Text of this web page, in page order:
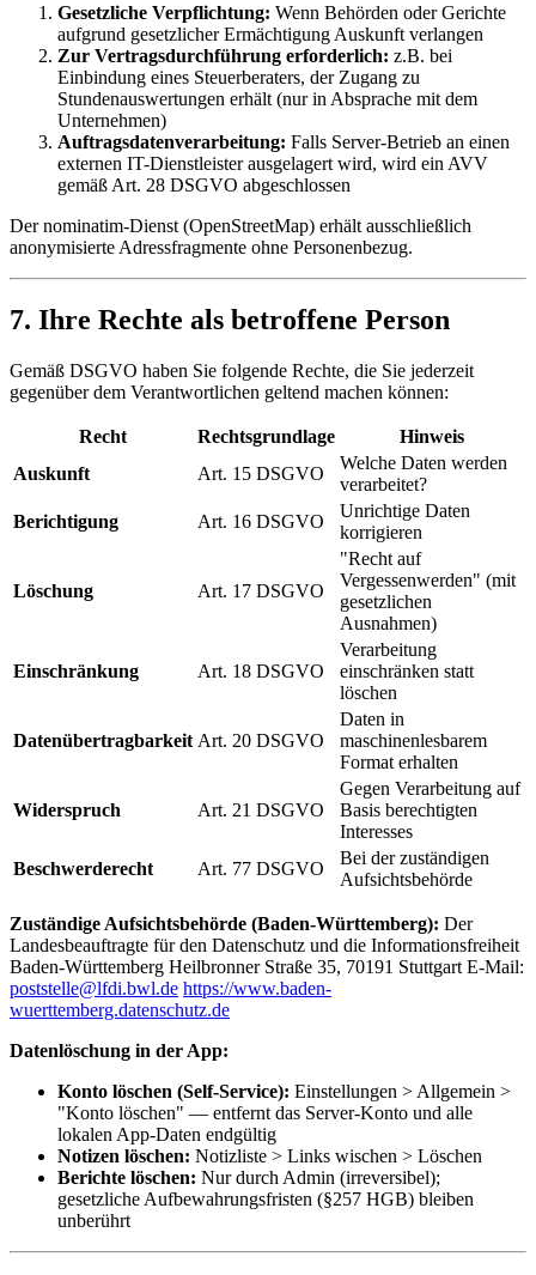
Gesetzliche Verpflichtung: Wenn Behörden oder Gerichte
aufgrund gesetzlicher Ermächtigung Auskunft verlangen
Zur Vertragsdurchführung erforderlich: z.B. bei
Einbindung eines Steuerberaters, der Zugang zu
Stundenauswertungen erhält (nur in Absprache mit dem
Unternehmen)
Auftragsdatenverarbeitung: Falls Server-Betrieb an einen
externen IT-Dienstleister ausgelagert wird, wird ein AVV
gemäß Art. 28 DSGVO abgeschlossen
Der nominatim-Dienst (OpenStreetMap) erhält ausschließlich
anonymisierte Adressfragmente ohne Personenbezug.
7. Ihre Rechte als betroffene Person
Gemäß DSGVO haben Sie folgende Rechte, die Sie jederzeit
gegenüber dem Verantwortlichen geltend machen können:
Recht Rechtsgrundlage
Hinweis
Auskunft
Art. 15 DSGVO
Welche Daten werden
verarbeitet?
Berichtigung
Art. 16 DSGVO
Unrichtige Daten
korrigieren
Löschung Art. 17 DSGVO
"Recht auf
Vergessenwerden" (mit
gesetzlichen
Ausnahmen)
Einschränkung Art. 18 DSGVO
Verarbeitung
einschränken statt
löschen
Datenübertragbarkeit Art. 20 DSGVO
Daten in
maschinenlesbarem
Format erhalten
Widerspruch Art. 21 DSGVO
Gegen Verarbeitung auf
Basis berechtigten
Interesses
Beschwerderecht
Art. 77 DSGVO
Bei der zuständigen
Aufsichtsbehörde
Zuständige Aufsichtsbehörde (Baden-Württemberg): Der
Landesbeauftragte für den Datenschutz und die Informationsfreiheit
Baden-Württemberg Heilbronner Straße 35, 70191 Stuttgart E-Mail:
poststelle@lfdi.bwl.de https://www.baden-
wuerttemberg.datenschutz.de
Datenlöschung in der App:
Konto löschen (Self-Service): Einstellungen > Allgemein >
"Konto löschen" — entfernt das Server-Konto und alle
lokalen App-Daten endgültig
Notizen löschen: Notizliste > Links wischen > Löschen
Berichte löschen: Nur durch Admin (irreversibel);
gesetzliche Aufbewahrungsfristen (§257 HGB) bleiben
unberührt